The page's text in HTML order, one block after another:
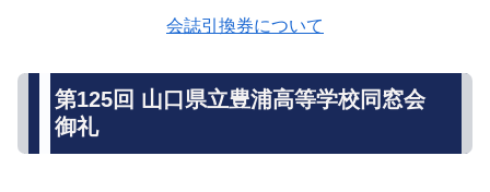
会誌引換券について
第125回 山口県立豊浦高等学校同窓会
御礼